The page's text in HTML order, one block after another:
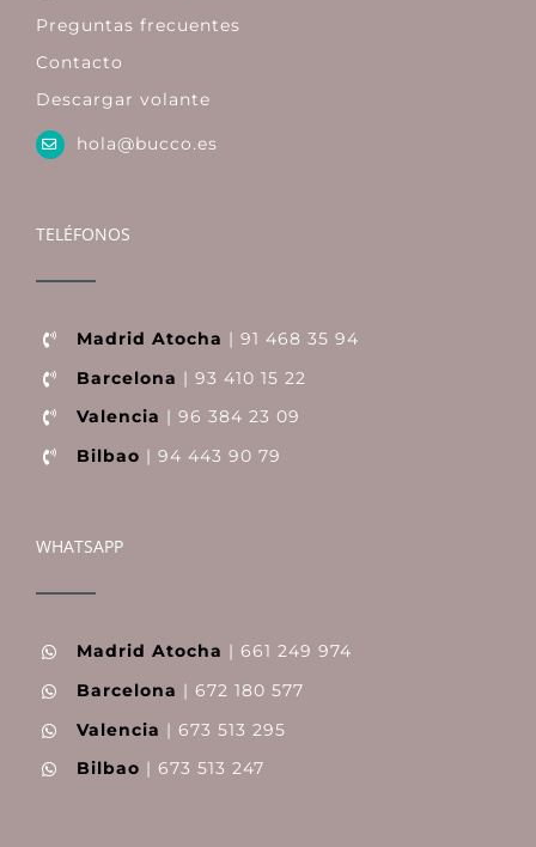
Preguntas frecuentes
Contacto
Descargar volante
hola@bucco.es
TELÉFONOS
Madrid Atocha | 91 468 35 94
Barcelona | 93 410 15 22
Valencia | 96 384 23 09
Bilbao | 94 443 90 79
WHATSAPP
Madrid Atocha | 661 249 974
Barcelona | 672 180 577
Valencia | 673 513 295
Bilbao | 673 513 247